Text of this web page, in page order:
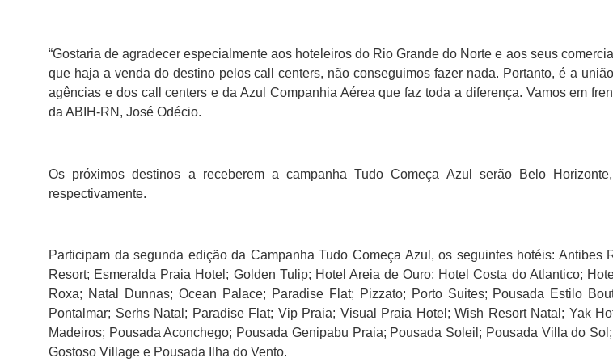
“Gostaria de agradecer especialmente aos hoteleiros do Rio Grande do Norte e aos seus
que haja a venda do destino pelos call centers, não conseguimos fazer nada. Portanto, é a
agências e dos call centers e da Azul Companhia Aérea que faz toda a diferença. Vamos em
da ABIH-RN, José Odécio.
Os próximos destinos a receberem a campanha Tudo Começa Azul serão Belo
respectivamente.
Participam da segunda edição da Campanha Tudo Começa Azul, os seguintes hotéis:
Resort; Esmeralda Praia Hotel; Golden Tulip; Hotel Areia de Ouro; Hotel Costa do Atlantico;
Roxa; Natal Dunnas; Ocean Palace; Paradise Flat; Pizzato; Porto Suites; Pousada Estilo
Pontalmar; Serhs Natal; Paradise Flat; Vip Praia; Visual Praia Hotel; Wish Resort Natal; Yak
Madeiros; Pousada Aconchego; Pousada Genipabu Praia; Pousada Soleil; Pousada Villa do
Gostoso Village e Pousada Ilha do Vento.